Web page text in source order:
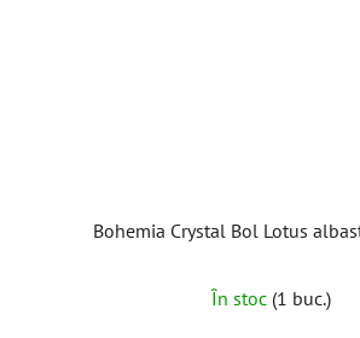
Bohemia Crystal Bol Lotus
În stoc (1 buc.)